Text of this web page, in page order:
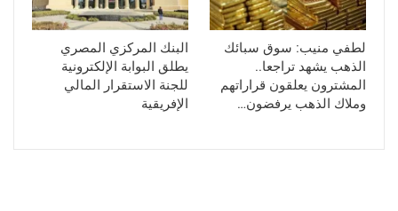
لطفي منيب: سوق سبائك
الذهب يشهد تراجعا..
المشترون يعلقون قراراتهم
وملاك الذهب يرفضون…
البنك المركزي المصري
يطلق البوابة الإلكترونية
للجنة الاستقرار المالي
الإفريقية